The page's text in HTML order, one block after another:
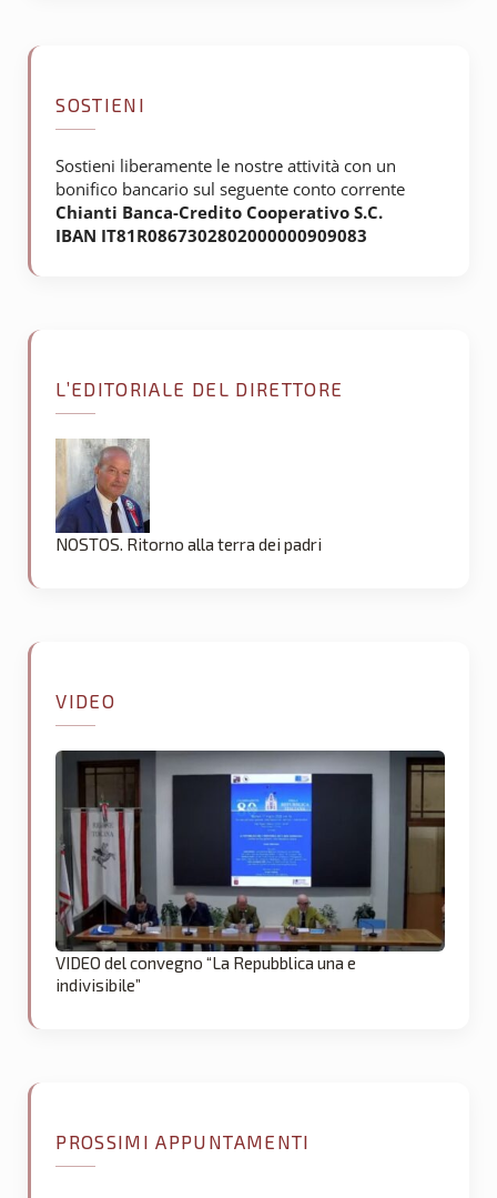
SOSTIENI
Sostieni liberamente le nostre attività con un
bonifico bancario sul seguente conto corrente
Chianti Banca-Credito Cooperativo S.C.
IBAN IT81R0867302802000000909083
L’EDITORIALE DEL DIRETTORE
NOSTOS. Ritorno alla terra dei padri
VIDEO
VIDEO del convegno “La Repubblica una e
indivisibile”
PROSSIMI APPUNTAMENTI